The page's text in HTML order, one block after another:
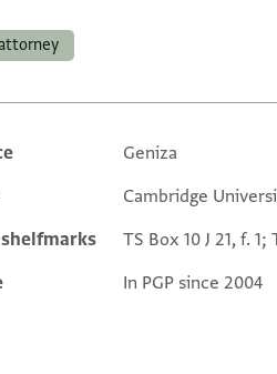
metadataGeniza
Cambridge
TS Box 10 J 21, f. 1;
In PGP since 2004